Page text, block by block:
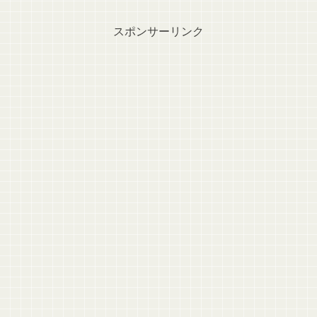
スポンサーリンク